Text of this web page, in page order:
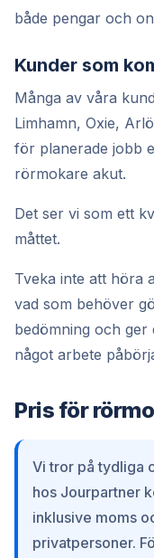
både pengar och
Kunder som
Många av våra
Limhamn, Oxie,
för planerade jobb
rörmokare akut.
Det ser vi som ett
måttet.
Tveka inte att höra
vad som behöver
bedömning och
något arbete
Pris för
Vi tror på tydliga
hos Jourpartner
inklusive moms
privatpersoner.